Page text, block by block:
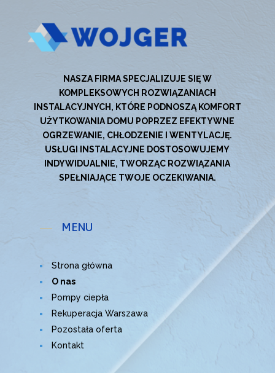
NASZA FIRMA SPECJALIZUJE SIĘ W
KOMPLEKSOWYCH ROZWIĄZANIACH
INSTALACYJNYCH, KTÓRE PODNOSZĄ KOMFORT
UŻYTKOWANIA DOMU POPRZEZ EFEKTYWNE
OGRZEWANIE, CHŁODZENIE I WENTYLACJĘ.
USŁUGI INSTALACYJNE DOSTOSOWUJEMY
INDYWIDUALNIE, TWORZĄC ROZWIĄZANIA
SPEŁNIAJĄCE TWOJE OCZEKIWANIA.
MENU
Strona główna
O nas
Pompy ciepła
Rekuperacja Warszawa
Pozostała oferta
Kontakt